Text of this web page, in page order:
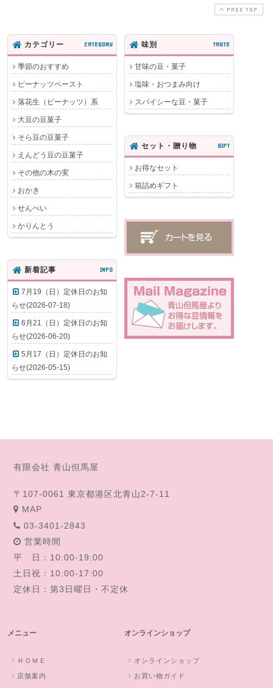
PAGE TOP
カテゴリー CATEGORY
季節のおすすめ
ピーナッツペースト
落花生（ピーナッツ）系
大豆の豆菓子
そら豆の豆菓子
えんどう豆の豆菓子
その他の木の実
おかき
せんべい
かりんとう
味別 TASTE
甘味の豆・菓子
塩味・おつまみ向け
スパイシーな豆・菓子
セット・贈り物 GIFT
お得なセット
箱詰めギフト
新着記事 INFO
7月19（日）定休日のお知
らせ(2026-07-18)
6月21（日）定休日のお知
らせ(2026-06-20)
5月17（日）定休日のお知
らせ(2026-05-15)
有限会社 青山但馬屋
〒107-0061 東京都港区北青山2-7-11
MAP
03-3401-2843
営業時間
平 日：10:00-19:00
土日祝：10:00-17:00
定休日：第3日曜日・不定休
メニュー
ＨＯＭＥ
店舗案内
オンラインショップ
オンラインショップ
お買い物ガイド